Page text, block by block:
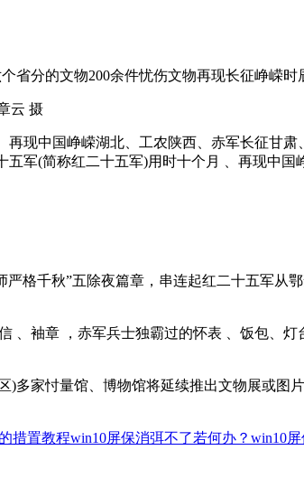
分的文物200余件忧伤文物再现长征峥嵘时辰
云 摄
现中国峥嵘湖北、工农陕西、赤军长征甘肃
军(简称红二十五军)用时十个月 、再现中
除夜篇章，串连起红二十五军从鄂豫皖解
 ，赤军兵士独霸过的怀表 、饭包 、灯台
量馆、博物馆将延续推出文物展或图片
措置教程win10屏保消弭不了若何办？win10